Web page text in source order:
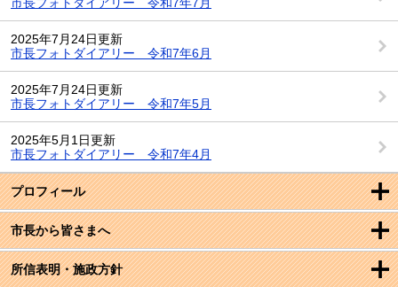
プロフィール
市長から皆さまへ
所信表明・施政方針
2025年7月24日更新
市長フォトダイアリー 令和7年6月
2025年7月24日更新
市長フォトダイアリー 令和7年5月
2025年5月1日更新
市長フォトダイアリー 令和7年4月